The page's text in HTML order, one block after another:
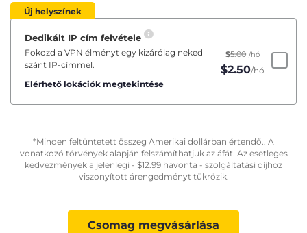
Új helyszínek
Dedikált IP cím felvétele
Fokozd a VPN élményt egy kizárólag neked
szánt IP-címmel.
Elérhető lokációk megtekintése
$5.00 /hó
$2.50/hó
*Minden feltüntetett összeg Amerikai dollárban értendő.. A
vonatkozó törvények alapján felszámíthatjuk az áfát. Az esetleges
kedvezmények a jelenlegi - $12.99 havonta - szolgáltatási díjhoz
viszonyított árengedményt tükrözik.
Csomag megvásárlása